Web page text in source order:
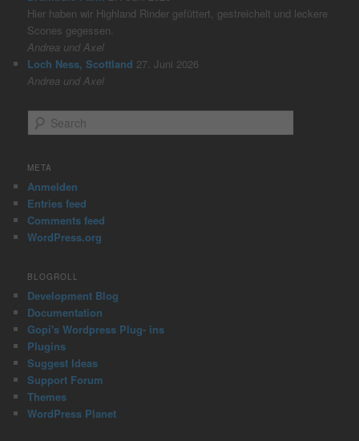
Hier haben wir Highland Rinder gefüttert, gestreichelt und leckere
Scones gegessen.
Andrea und Axel
Loch Ness, Scottland 27. Juni 2026
Andrea und Axel
e
r
h
META
Anmelden
Entries feed
Comments feed
WordPress.org
BLOGROLL
Development Blog
Documentation
Gopi's Wordpress Plug- ins
Plugins
Suggest Ideas
Support Forum
Themes
WordPress Planet